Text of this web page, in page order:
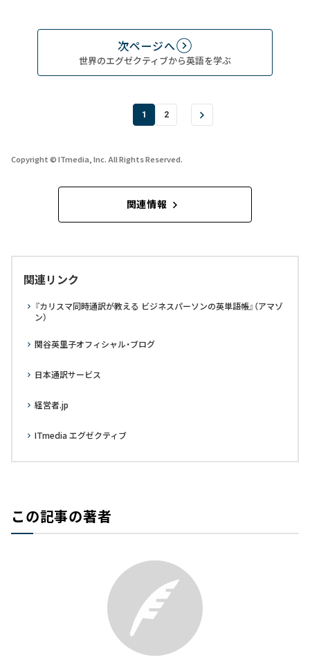
次ページへ
世界のエグゼクティブから英語を学ぶ
1 2
Copyright © ITmedia, Inc. All Rights Reserved.
関連情報
関連リンク
『カリスマ同時通訳が教える ビジネスパーソンの英単語帳』（アマゾ
ン）
関谷英里子オフィシャル・ブログ
日本通訳サービス
経営者.jp
ITmedia エグゼクティブ
この記事の著者